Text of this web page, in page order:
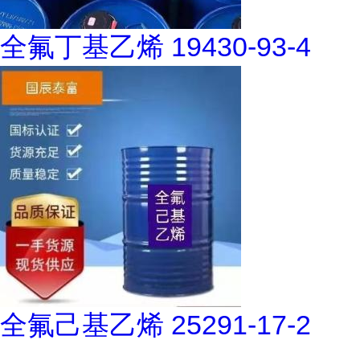
全氟丁基乙烯 19430-93-4
全氟己基乙烯 25291-17-2